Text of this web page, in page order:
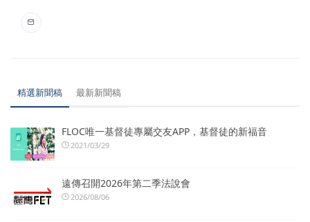
精選新聞稿 最新新聞稿
FLOC唯一基督徒專屬交友APP，基督徒的新福音
2021/03/29
遠傳召開2026年第二季法說會
2026/08/06